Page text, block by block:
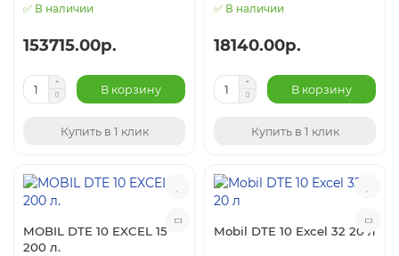
✅ В наличии
153715.00р.
В корзину
Купить в 1 клик
✅ В наличии
18140.00р.
В корзину
Купить в 1 клик
MOBIL DTE 10 EXCEL 15
200 л.
Mobil DTE 10 Excel 32 20 л